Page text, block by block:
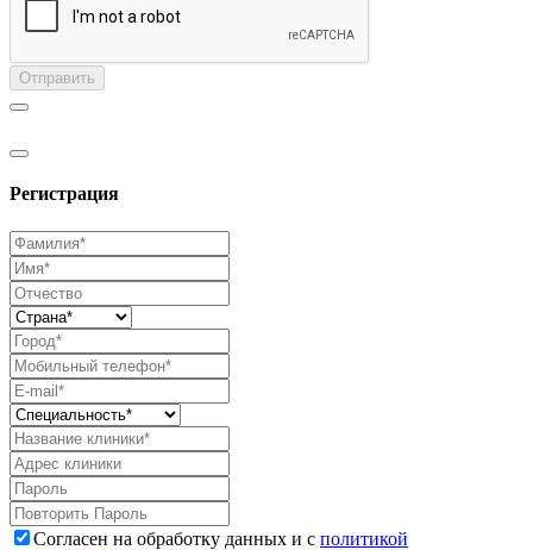
Отправить
Регистрация
Согласен на обработку данных и с политикой